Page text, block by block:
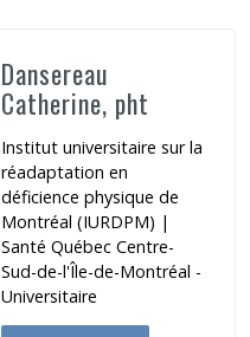
Dansereau
Catherine, pht
Institut universitaire sur la
réadaptation en
déficience physique de
Montréal (IURDPM) |
Santé Québec Centre-
Sud-de-l'Île-de-Montréal -
Universitaire